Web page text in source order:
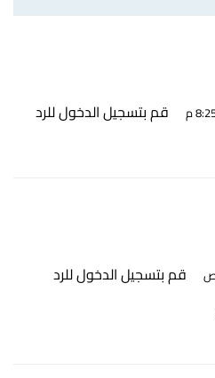
قم بتسجيل الدخول للرد
قم بتسجيل الدخول للرد